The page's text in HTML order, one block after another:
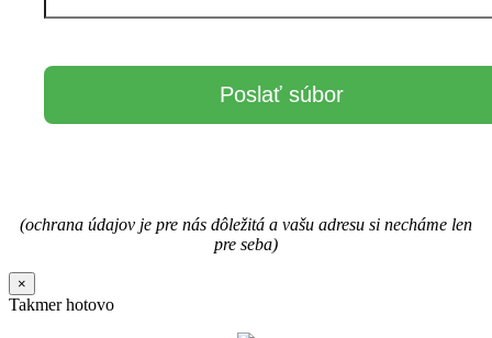
(ochrana údajov je pre nás dôležitá a vašu adresu si necháme len
pre seba)
×
Takmer hotovo